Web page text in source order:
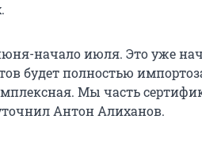
начало июля. Это уже
будет полностью
Мы часть
Антон Алиханов.